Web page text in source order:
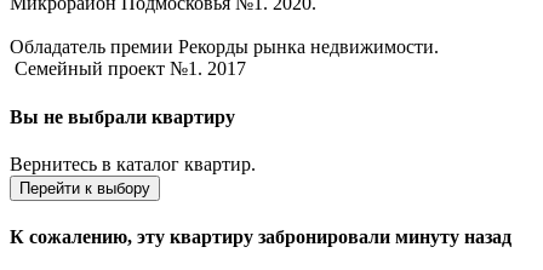
Обладатель премии Рекорды рынка недвижимости.
Семейный проект №1. 2017
Вы не выбрали квартиру
Вернитесь в каталог квартир.
Перейти к выбору
К сожалению, эту квартиру забронировали минуту назад